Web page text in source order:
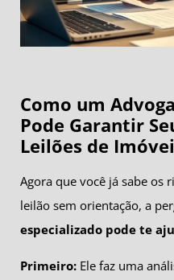
Como um
Pode Garantir
Leilões de
Agora que você já sabe os
leilão sem orientação, a
especializado pode te
Primeiro: Ele faz uma